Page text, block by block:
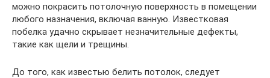
можно покрасить потолочную поверхность в помещении
любого назначения, включая ванную. Известковая
побелка удачно скрывает незначительные дефекты,
такие как щели и трещины.
До того, как известью белить потолок, следует